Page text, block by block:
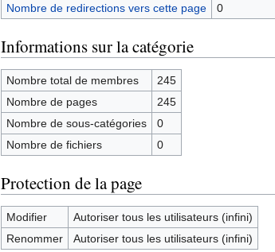
Nombre de redirections vers cette page
0
Informations sur la catégorie
Nombre total de membres
245
Nombre de pages
245
Nombre de sous-catégories
0
Nombre de fichiers
0
Protection de la page
Modifier
Autoriser tous les utilisateurs (infini)
Renommer
Autoriser tous les utilisateurs (infini)